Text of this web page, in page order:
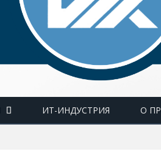
ИТ-ИНДУСТРИЯ О